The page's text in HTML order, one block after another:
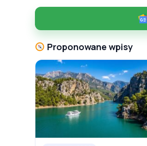
Proponowane wpisy